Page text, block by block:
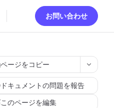
お問い合わせ
ページをコピー
ドキュメントの問題を報告
このページを編集